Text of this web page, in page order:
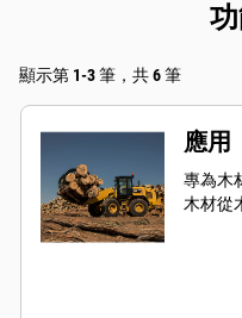
顯示第 1-3 筆，共 6 筆
應用
專為木
木材從